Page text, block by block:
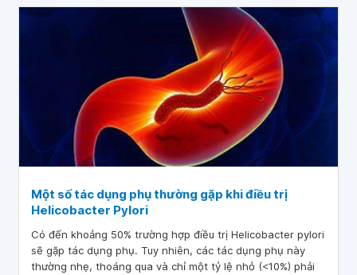
Một số tác dụng phụ thường gặp khi điều trị
Helicobacter Pylori
Có đến khoảng 50% trường hợp điều trị Helicobacter pylori
sẽ gặp tác dụng phụ. Tuy nhiên, các tác dụng phụ này
thường nhẹ, thoáng qua và chỉ một tỷ lệ nhỏ (<10%) phải